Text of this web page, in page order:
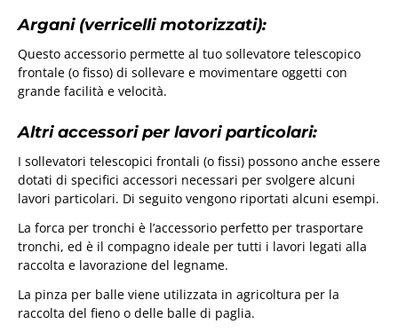
Argani (verricelli motorizzati):
Questo accessorio permette al tuo sollevatore telescopico
frontale (o fisso) di sollevare e movimentare oggetti con
grande facilità e velocità.
Altri accessori per lavori particolari:
I sollevatori telescopici frontali (o fissi) possono anche essere
dotati di specifici accessori necessari per svolgere alcuni
lavori particolari. Di seguito vengono riportati alcuni esempi.
La forca per tronchi è l’accessorio perfetto per trasportare
tronchi, ed è il compagno ideale per tutti i lavori legati alla
raccolta e lavorazione del legname.
La pinza per balle viene utilizzata in agricoltura per la
raccolta del fieno o delle balle di paglia.